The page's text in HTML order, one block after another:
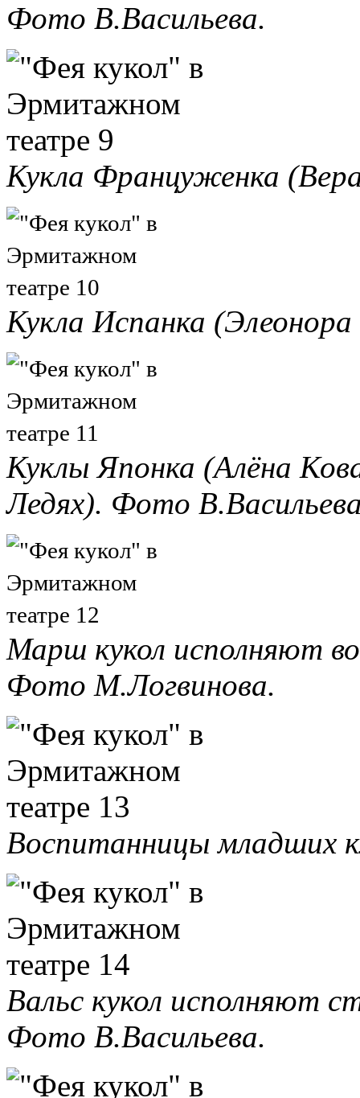
Фото В.Васильева.
Кукла Француженка
Кукла Испанка
Куклы Японка (Алёна
Ледях). Фото
Марш кукол исполняют
Фото М.Логвинова.
Воспитанницы младших
Вальс кукол исполняют
Фото В.Васильева.